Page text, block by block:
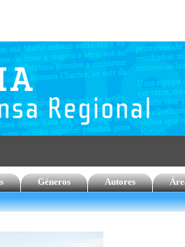
Géneros Autores